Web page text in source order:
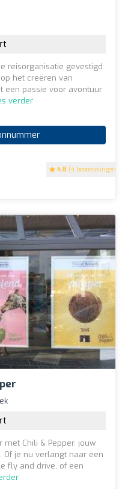
4.8 (4 beoordelingen)
reisorganisatie gevestigd
het creëren van
een passie voor avontuur
verder
Chili & Pepper, jouw
Of je nu verlangt naar een
fly and drive, of een